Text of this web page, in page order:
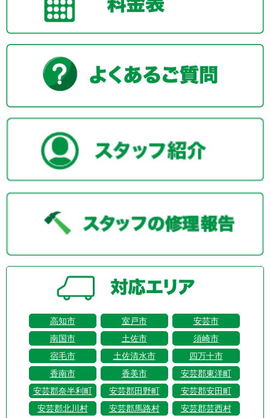
高知市 室戸市
安芸市
南国市
土佐市
須崎市
宿毛市
土佐清水市
四万十市
香南市
香美市
安芸郡東洋町
安芸郡奈半利町
安芸郡田野町
安芸郡安田町
安芸郡北川村
安芸郡馬路村
安芸郡芸西村